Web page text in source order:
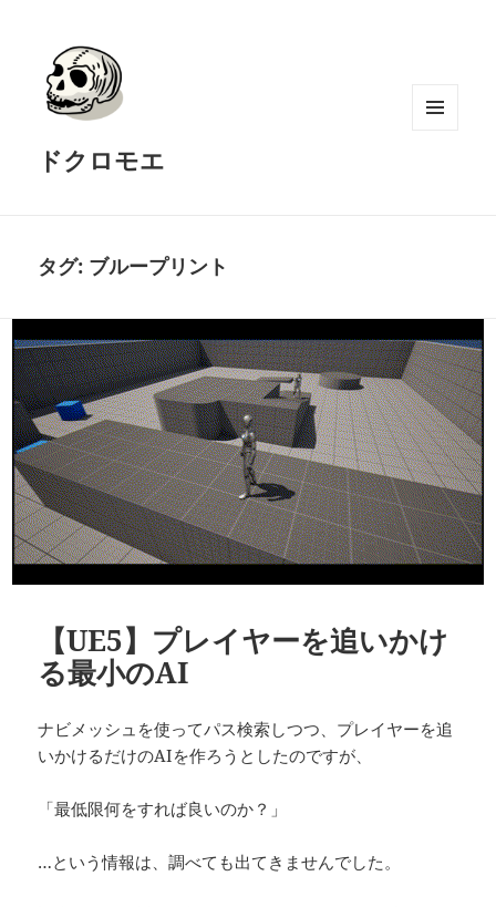
ドクロモエ
タグ: ブループリント
【UE5】プレイヤーを追いかけ
る最小のAI
ナビメッシュを使ってパス検索しつつ、プレイヤーを追
いかけるだけのAIを作ろうとしたのですが、
「最低限何をすれば良いのか？」
…という情報は、調べても出てきませんでした。